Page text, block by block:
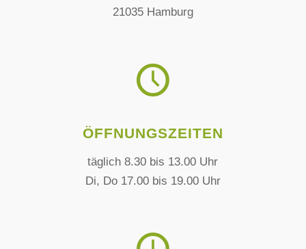
21035 Hamburg
ÖFFNUNGSZEITEN
täglich 8.30 bis 13.00 Uhr
Di, Do 17.00 bis 19.00 Uhr